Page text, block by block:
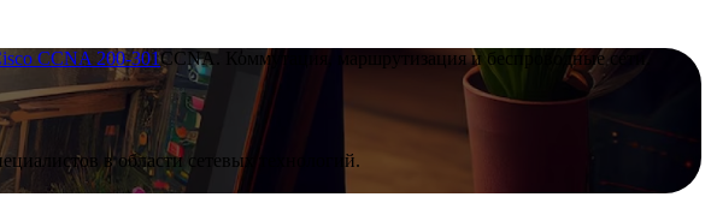
CCNA 200-301CCNA. Коммутация, маршрутизация и беспроводные сети.
в области сетевых технологий.